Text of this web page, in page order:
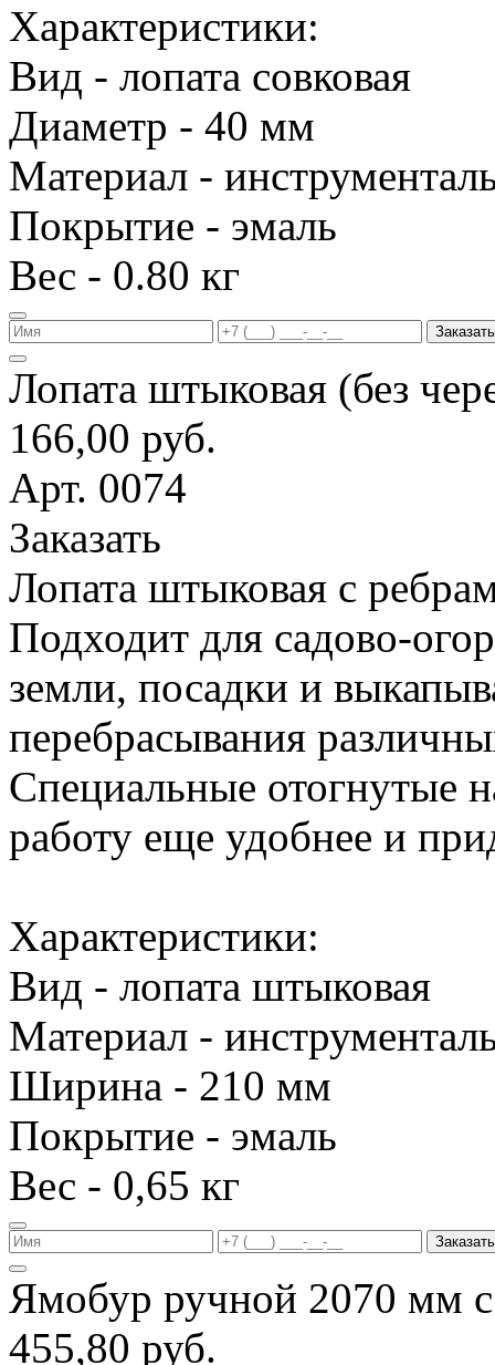
Характеристики:
Вид - лопата совковая
Диаметр - 40 мм
Материал -
Покрытие - эмаль
Вес - 0.80 кг
Заказать
Лопата штыковая (без
166,00 руб.
Арт. 0074
Заказать
Лопата штыковая с
Подходит для садово-
земли, посадки и
перебрасывания
Специальные отогнутые
работу еще удобнее и
Характеристики:
Вид - лопата штыковая
Материал -
Ширина - 210 мм
Покрытие - эмаль
Вес - 0,65 кг
Заказать
Ямобур ручной 2070 мм
455,80 руб.